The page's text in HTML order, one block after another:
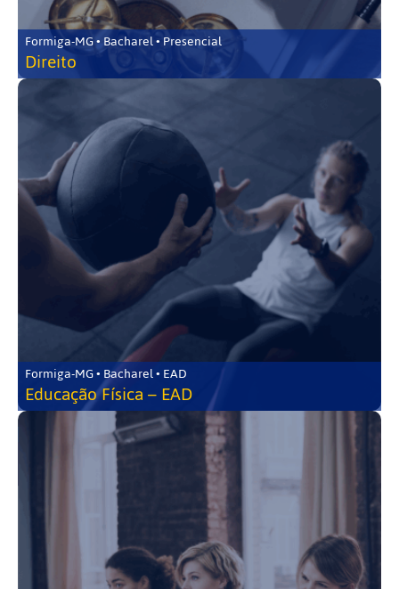
Formiga-MG • Bacharel • Presencial
Direito
Formiga-MG • Bacharel • EAD
Educação Física – EAD